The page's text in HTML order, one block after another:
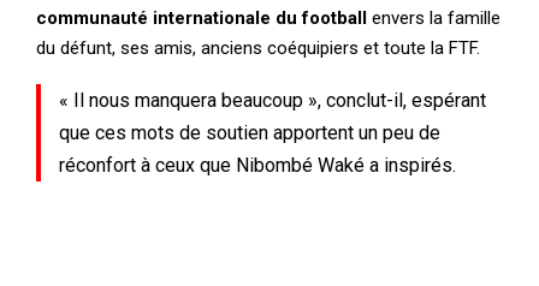
communauté internationale du football envers la famille
du défunt, ses amis, anciens coéquipiers et toute la FTF.
« Il nous manquera beaucoup », conclut-il, espérant
que ces mots de soutien apportent un peu de
réconfort à ceux que Nibombé Waké a inspirés.